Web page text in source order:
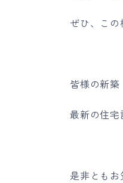
ぜひ、この
皆様の新築
最新の住
是非ともお